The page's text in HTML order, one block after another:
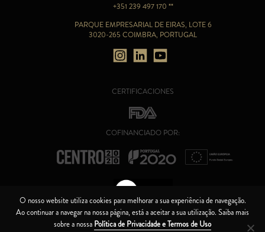
+351 239 497 170 **
PARQUE EMPRESARIAL DE EIRAS, LOTE 6
3020-265 COIMBRA, PORTUGAL
CERTIFICACIONES
COFINANCIADO POR:
CANAL DE ÉTICA
CÓDIGO DE BOA CONDUTA
O nosso website utiliza cookies para melhorar a sua experiência de navegação.
Ao continuar a navegar na nossa página, está a aceitar a sua utilização. Saiba mais
sobre a nossa Política de Privacidade e Termos de Uso